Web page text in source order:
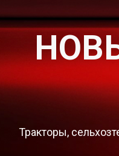
Тракторы,